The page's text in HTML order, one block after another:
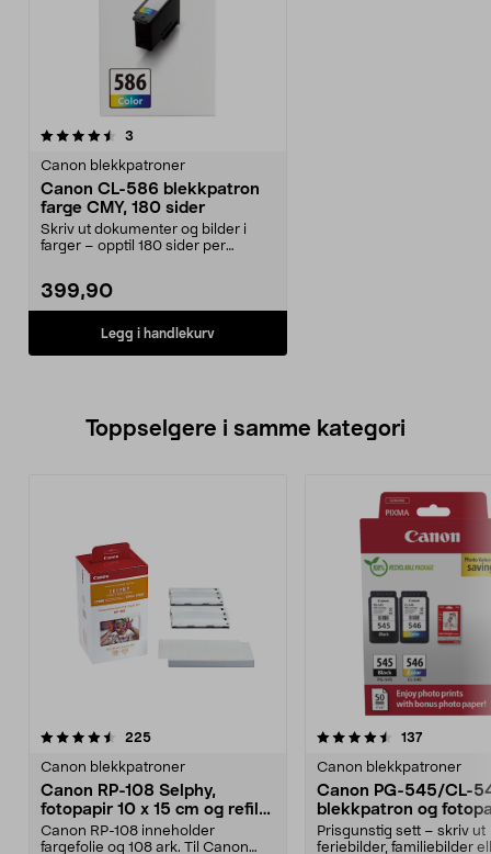
3
Canon blekkpatroner
Canon CL-586 blekkpatron
farge CMY, 180 sider
Skriv ut dokumenter og bilder i
farger – opptil 180 sider per
399,90
Legg i handlekurv
Toppselgere i samme kategori
225anmeldelser
Canon blekkpatroner
Canon RP-108 Selphy,
fotopapir 10 x 15 cm og refill
med fargefolie
Canon RP-108 inneholder
fargefolie og 108 ark. Til Canon
4.5 av 5 stjerner 137
Canon blekkpatroner
Canon PG-545/CL-
blekkpatron og
Prisgunstig sett – skriv ut
feriebilder, familiebilder
4.5 av 5 stjerner